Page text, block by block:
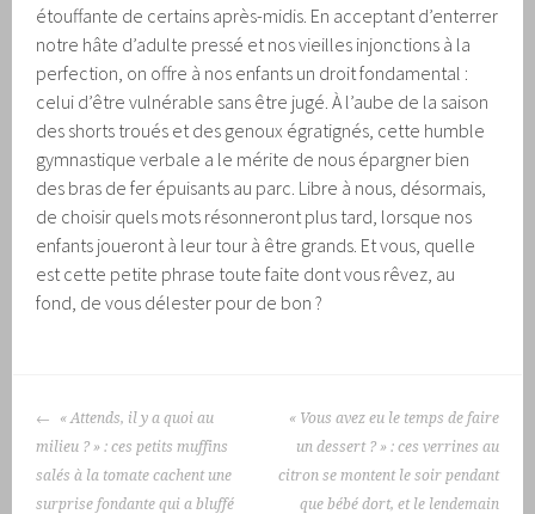
étouffante de certains après-midis. En acceptant d’enterrer
notre hâte d’adulte pressé et nos vieilles injonctions à la
perfection, on offre à nos enfants un droit fondamental :
celui d’être vulnérable sans être jugé. À l’aube de la saison
des shorts troués et des genoux égratignés, cette humble
gymnastique verbale a le mérite de nous épargner bien
des bras de fer épuisants au parc. Libre à nous, désormais,
de choisir quels mots résonneront plus tard, lorsque nos
enfants joueront à leur tour à être grands. Et vous, quelle
est cette petite phrase toute faite dont vous rêvez, au
fond, de vous délester pour de bon ?
NAVIGATION
DES
ARTICLES
« Attends, il y a quoi au
milieu ? » : ces petits muffins
salés à la tomate cachent une
surprise fondante qui a bluffé
« Vous avez eu le temps de faire
un dessert ? » : ces verrines au
citron se montent le soir pendant
que bébé dort, et le lendemain